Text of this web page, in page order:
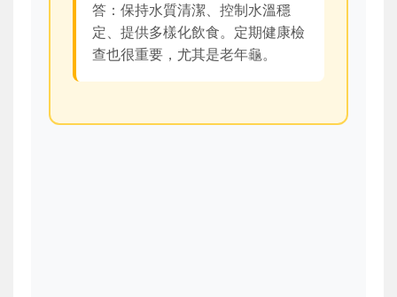
答：保持水質清潔、控制水溫穩
定、提供多樣化飲食。定期健康檢
查也很重要，尤其是老年龜。